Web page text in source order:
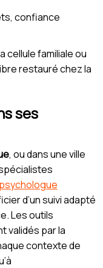
confiance
cellule familiale ou
restauré chez la
ses
, ou dans une ville
psychologue
d’un suivi adapté
Les outils
validés par la
contexte de